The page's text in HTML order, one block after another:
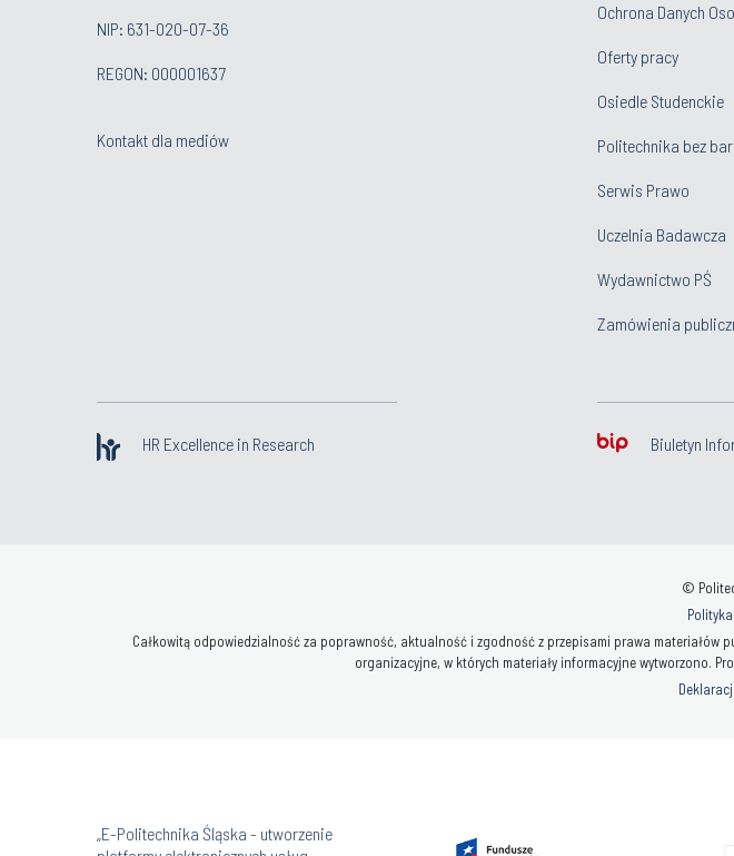
NIP: 631-020-07-36
REGON: 000001637
Kontakt dla mediów
Ochrona Danych
Oferty pracy
Osiedle Studenckie
Politechnika bez
Serwis Prawo
Uczelnia Badawcza
Wydawnictwo PŚ
Zamówienia
HR Excellence in Research Biuletyn
©
Całkowitą odpowiedzialność za poprawność, aktualność i zgodność z przepisami prawa
organizacyjne, w których materiały informacyjne wytworzono.
„E-Politechnika Śląska - utworzenie